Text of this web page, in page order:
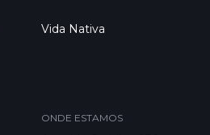
Vida Nativa
ONDE ESTAMOS